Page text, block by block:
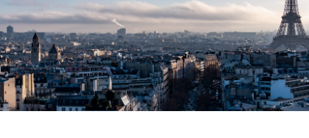
Documentaire
Drama
Fantasy
Horror